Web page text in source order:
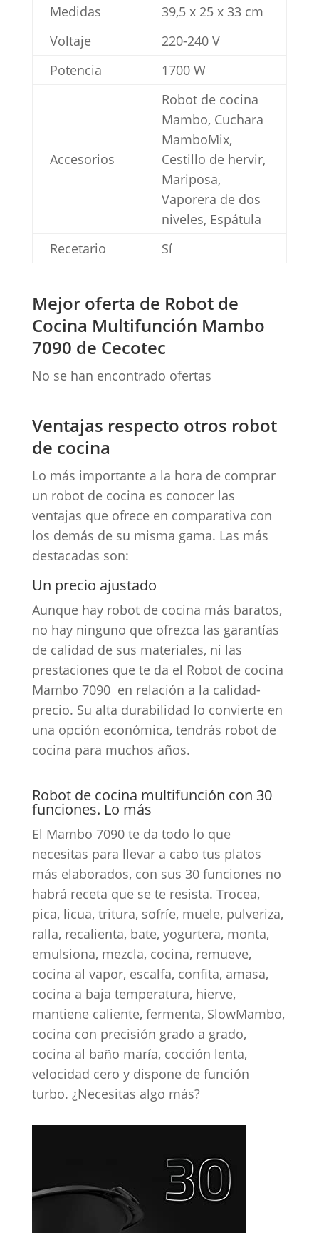
Medidas
39,5 x 25 x 33 cm
Voltaje
220-240 V
Potencia
1700 W
Accesorios
Robot de cocina
Mambo, Cuchara
MamboMix,
Cestillo de hervir,
Mariposa,
Vaporera de dos
niveles, Espátula
Recetario
Sí
Mejor oferta de Robot de
Cocina Multifunción Mambo
7090 de Cecotec
No se han encontrado ofertas
Ventajas respecto otros robot
de cocina
Lo más importante a la hora de comprar
un robot de cocina es conocer las
ventajas que ofrece en comparativa con
los demás de su misma gama. Las más
destacadas son:
Un precio ajustado
Aunque hay robot de cocina más baratos,
no hay ninguno que ofrezca las garantías
de calidad de sus materiales, ni las
prestaciones que te da el Robot de cocina
Mambo 7090 en relación a la calidad-
precio. Su alta durabilidad lo convierte en
una opción económica, tendrás robot de
cocina para muchos años.
Robot de cocina multifunción con 30
funciones. Lo más
El Mambo 7090 te da todo lo que
necesitas para llevar a cabo tus platos
más elaborados, con sus 30 funciones no
habrá receta que se te resista. Trocea,
pica, licua, tritura, sofríe, muele, pulveriza,
ralla, recalienta, bate, yogurtera, monta,
emulsiona, mezcla, cocina, remueve,
cocina al vapor, escalfa, confita, amasa,
cocina a baja temperatura, hierve,
mantiene caliente, fermenta, SlowMambo,
cocina con precisión grado a grado,
cocina al baño maría, cocción lenta,
velocidad cero y dispone de función
turbo. ¿Necesitas algo más?